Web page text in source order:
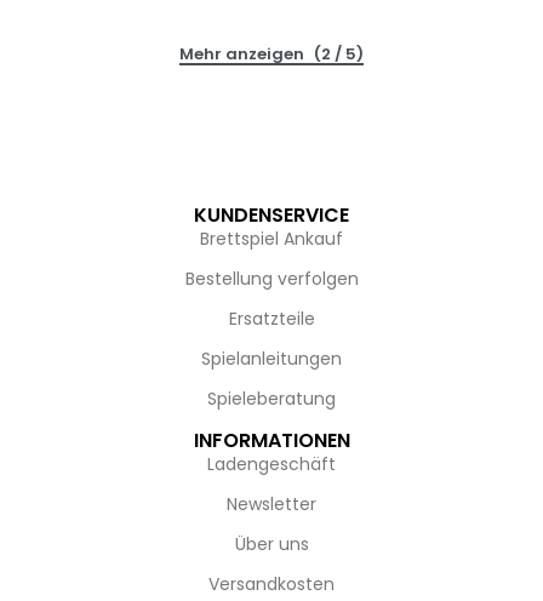
(2 / 5)
KUNDENSERVICE
Brettspiel Ankauf
Bestellung verfolgen
Ersatzteile
Spielanleitungen
Spieleberatung
INFORMATIONEN
Ladengeschäft
Newsletter
Über uns
Versandkosten